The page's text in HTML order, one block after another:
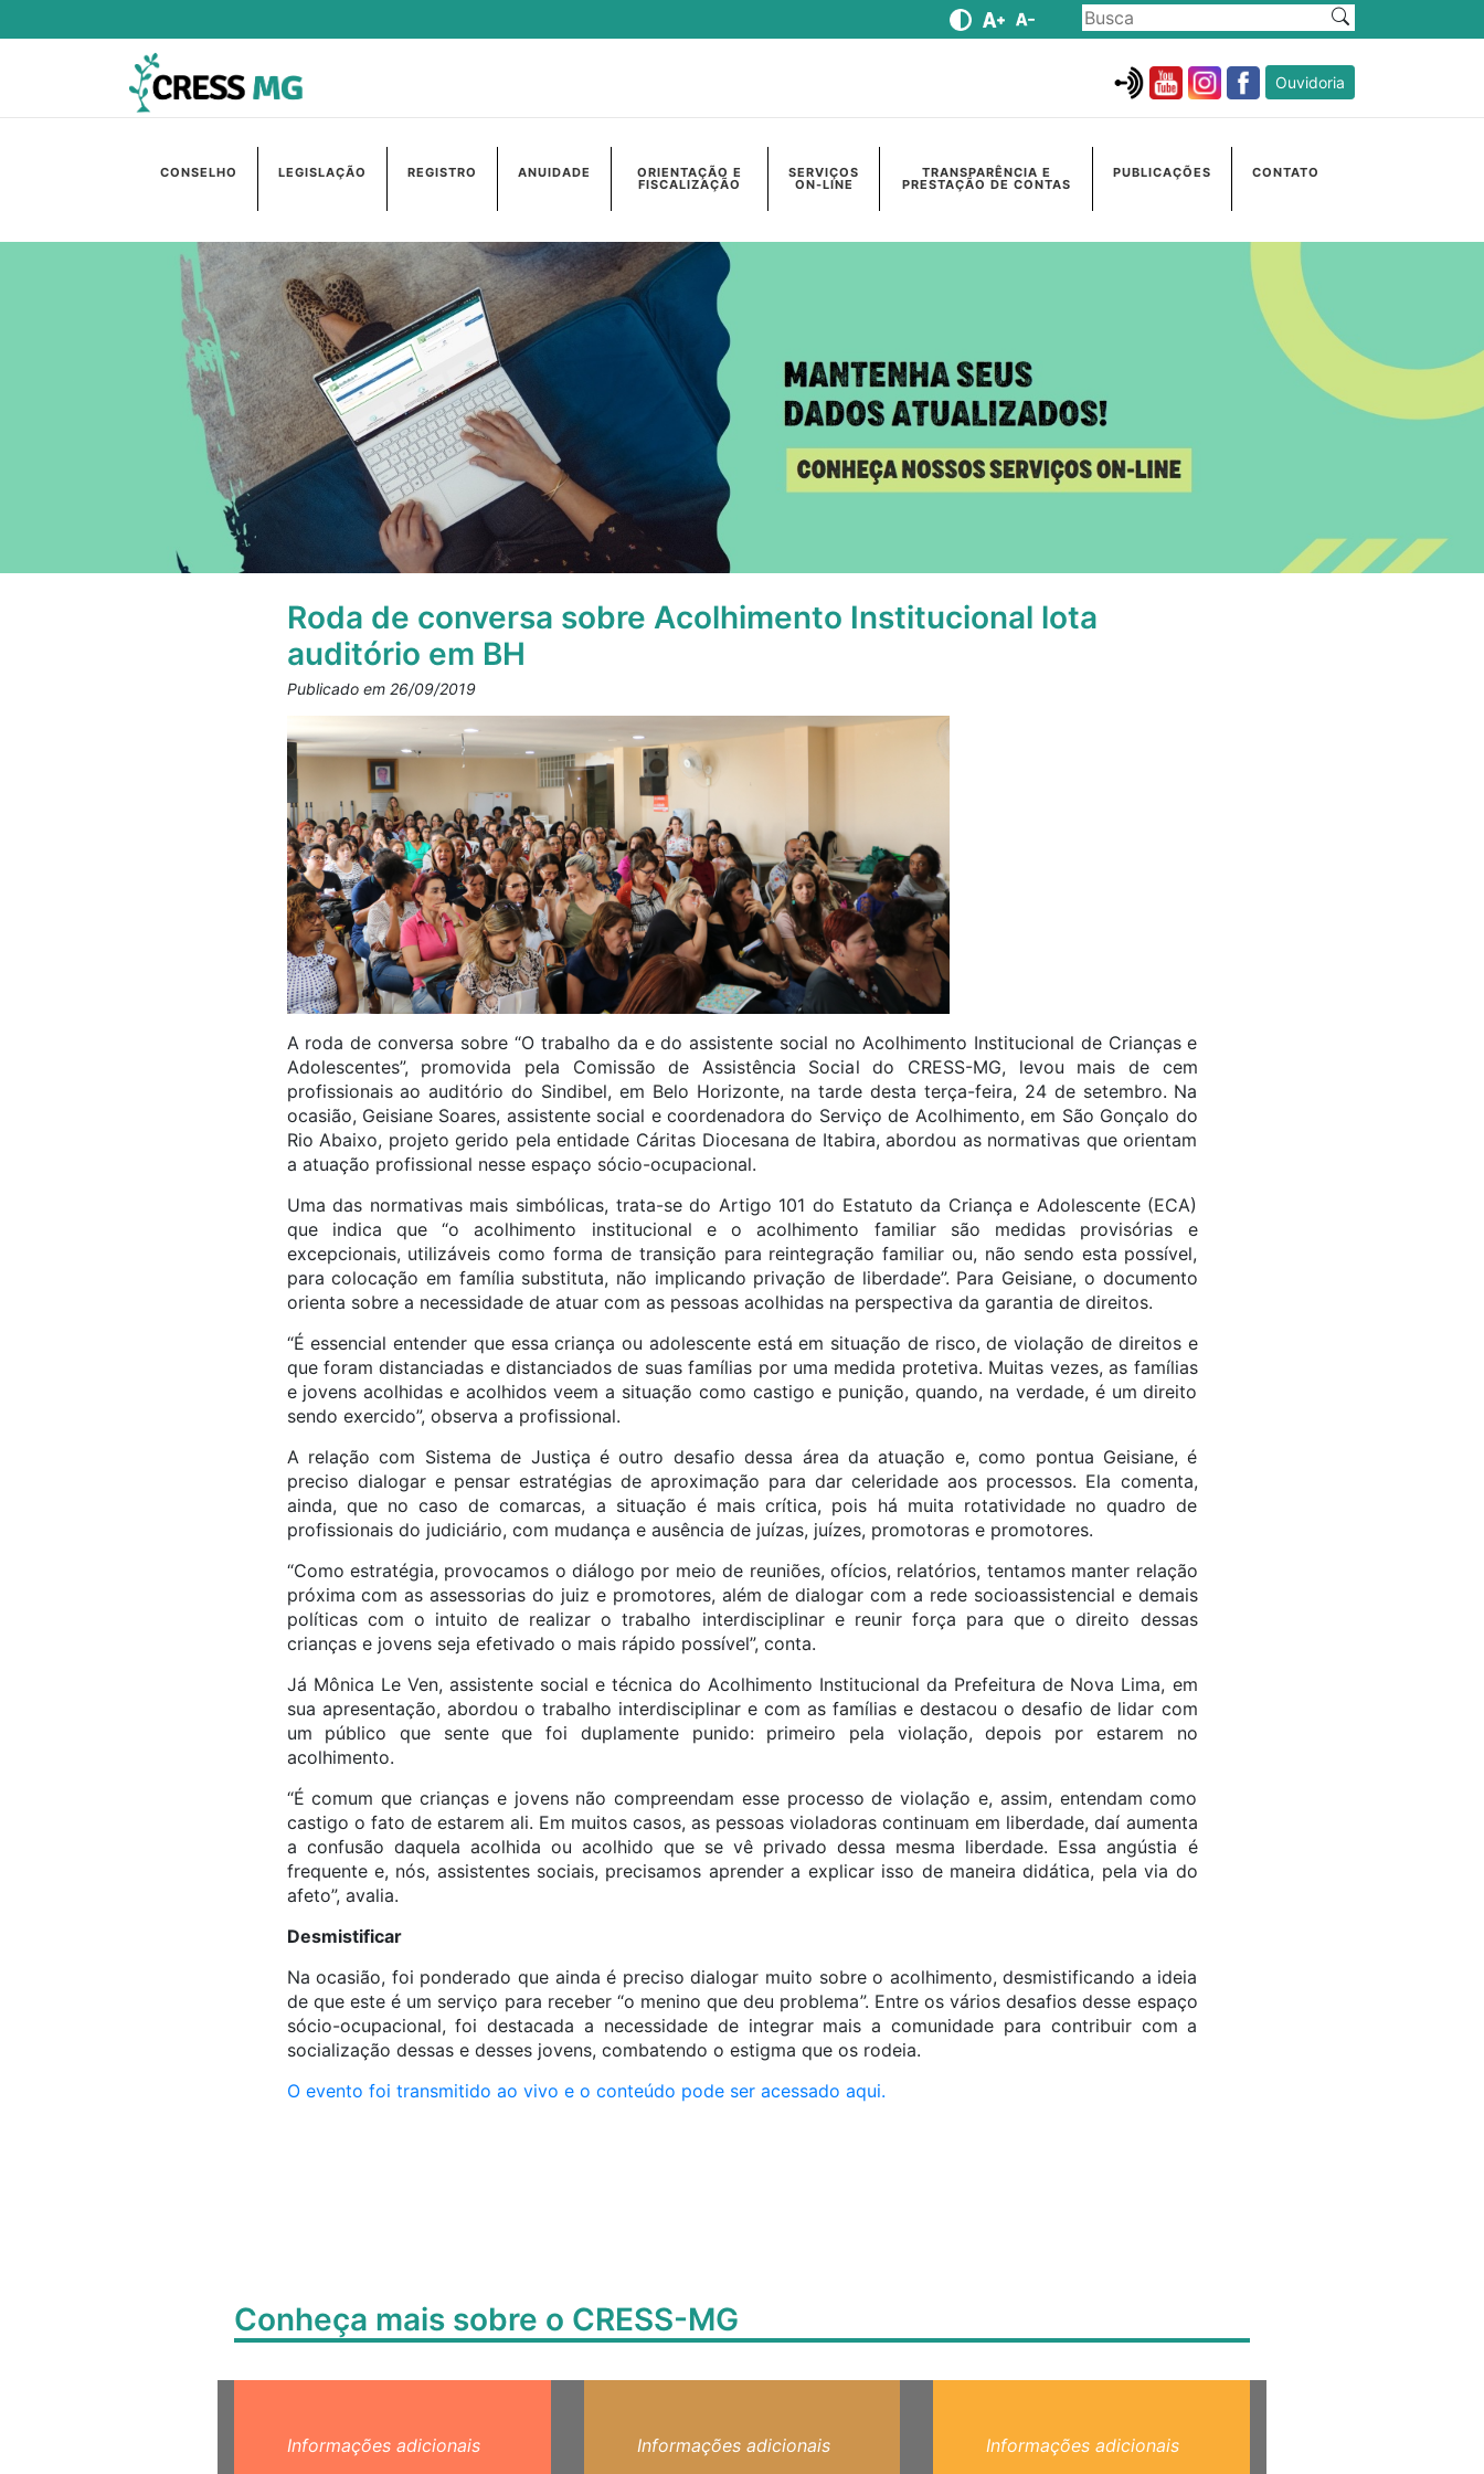
Ouvidoria
CONSELHO LEGISLAÇÃO REGISTRO ANUIDADE ORIENTAÇÃO E
FISCALIZAÇÃO
SERVIÇOS
ON-LINE
TRANSPARÊNCIA E
PRESTAÇÃO DE CONTAS
PUBLICAÇÕES CONTATO
Roda de conversa sobre Acolhimento Institucional lota
auditório em BH
Publicado em 26/09/2019
A roda de conversa sobre “O trabalho da e do assistente social no Acolhimento Institucional de Crianças e
Adolescentes”, promovida pela Comissão de Assistência Social do CRESS-MG, levou mais de cem
profissionais ao auditório do Sindibel, em Belo Horizonte, na tarde desta terça-feira, 24 de setembro. Na
ocasião, Geisiane Soares, assistente social e coordenadora do Serviço de Acolhimento, em São Gonçalo do
Rio Abaixo, projeto gerido pela entidade Cáritas Diocesana de Itabira, abordou as normativas que orientam
a atuação profissional nesse espaço sócio-ocupacional.
Uma das normativas mais simbólicas, trata-se do Artigo 101 do Estatuto da Criança e Adolescente (ECA)
que indica que “o acolhimento institucional e o acolhimento familiar são medidas provisórias e
excepcionais, utilizáveis como forma de transição para reintegração familiar ou, não sendo esta possível,
para colocação em família substituta, não implicando privação de liberdade”. Para Geisiane, o documento
orienta sobre a necessidade de atuar com as pessoas acolhidas na perspectiva da garantia de direitos.
“É essencial entender que essa criança ou adolescente está em situação de risco, de violação de direitos e
que foram distanciadas e distanciados de suas famílias por uma medida protetiva. Muitas vezes, as famílias
e jovens acolhidas e acolhidos veem a situação como castigo e punição, quando, na verdade, é um direito
sendo exercido”, observa a profissional.
A relação com Sistema de Justiça é outro desafio dessa área da atuação e, como pontua Geisiane, é
preciso dialogar e pensar estratégias de aproximação para dar celeridade aos processos. Ela comenta,
ainda, que no caso de comarcas, a situação é mais crítica, pois há muita rotatividade no quadro de
profissionais do judiciário, com mudança e ausência de juízas, juízes, promotoras e promotores.
“Como estratégia, provocamos o diálogo por meio de reuniões, ofícios, relatórios, tentamos manter relação
próxima com as assessorias do juiz e promotores, além de dialogar com a rede socioassistencial e demais
políticas com o intuito de realizar o trabalho interdisciplinar e reunir força para que o direito dessas
crianças e jovens seja efetivado o mais rápido possível”, conta.
Já Mônica Le Ven, assistente social e técnica do Acolhimento Institucional da Prefeitura de Nova Lima, em
sua apresentação, abordou o trabalho interdisciplinar e com as famílias e destacou o desafio de lidar com
um público que sente que foi duplamente punido: primeiro pela violação, depois por estarem no
acolhimento.
“É comum que crianças e jovens não compreendam esse processo de violação e, assim, entendam como
castigo o fato de estarem ali. Em muitos casos, as pessoas violadoras continuam em liberdade, daí aumenta
a confusão daquela acolhida ou acolhido que se vê privado dessa mesma liberdade. Essa angústia é
frequente e, nós, assistentes sociais, precisamos aprender a explicar isso de maneira didática, pela via do
afeto”, avalia.
Desmistificar
Na ocasião, foi ponderado que ainda é preciso dialogar muito sobre o acolhimento, desmistificando a ideia
de que este é um serviço para receber “o menino que deu problema”. Entre os vários desafios desse espaço
sócio-ocupacional, foi destacada a necessidade de integrar mais a comunidade para contribuir com a
socialização dessas e desses jovens, combatendo o estigma que os rodeia.
O evento foi transmitido ao vivo e o conteúdo pode ser acessado aqui.
Conheça mais sobre o CRESS-MG
Informações adicionais Informações adicionais Informações adicionais